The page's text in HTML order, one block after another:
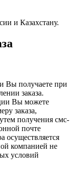
и Казахстану.
Вы получаете при
заказа.
Вы можете
заказа,
получения смс-
почте
осуществляется
компанией не
условий